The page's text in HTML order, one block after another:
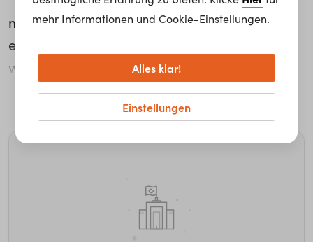
mit meinem Team mehrheitlich selber
entscheiden, welche Projekte und Vorhaben
wir umsetzen.” Sarah Straub ist Head of Sales
Development und damit verantwortlich, wie
Swisscom auch in Zukunft ihre Produkte und
Dienstleistungen an ihre Kunden bringt. “Wir
uns im Team, wie wir den Bedürfnissen
unserer Kunden am Point of Sales und Online
weiterlesen...
mehr Informationen und Cookie-Einstellungen.
Einstellungen
Alles klar!